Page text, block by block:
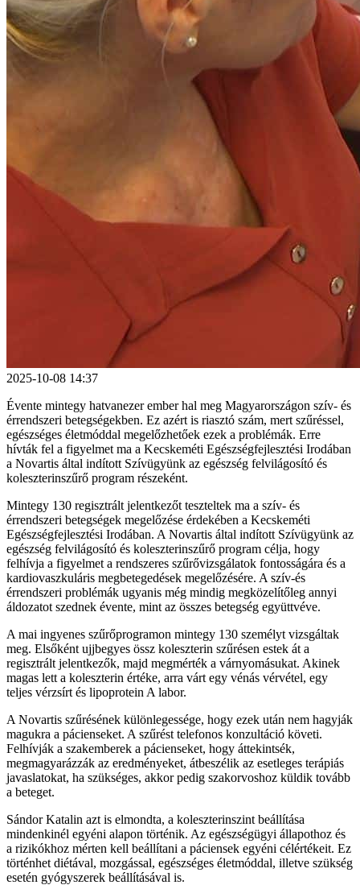
2025-10-08 14:37
Évente mintegy hatvanezer ember hal meg Magyarországon szív- és
érrendszeri betegségekben. Ez azért is riasztó szám, mert szűréssel,
egészséges életmóddal megelőzhetőek ezek a problémák. Erre
hívták fel a figyelmet ma a Kecskeméti Egészségfejlesztési Irodában
a Novartis által indított Szívügyünk az egészség felvilágosító és
koleszterinszűrő program részeként.
Mintegy 130 regisztrált jelentkezőt teszteltek ma a szív- és
érrendszeri betegségek megelőzése érdekében a Kecskeméti
Egészségfejlesztési Irodában. A Novartis által indított Szívügyünk az
egészség felvilágosító és koleszterinszűrő program célja, hogy
felhívja a figyelmet a rendszeres szűrővizsgálatok fontosságára és a
kardiovaszkuláris megbetegedések megelőzésére. A szív-és
érrendszeri problémák ugyanis még mindig megközelítőleg annyi
áldozatot szednek évente, mint az összes betegség együttvéve.
A mai ingyenes szűrőprogramon mintegy 130 személyt vizsgáltak
meg. Elsőként ujjbegyes össz koleszterin szűrésen estek át a
regisztrált jelentkezők, majd megmérték a várnyomásukat. Akinek
magas lett a koleszterin értéke, arra várt egy vénás vérvétel, egy
teljes vérzsírt és lipoprotein A labor.
A Novartis szűrésének különlegessége, hogy ezek után nem hagyják
magukra a pácienseket. A szűrést telefonos konzultáció követi.
Felhívják a szakemberek a pácienseket, hogy áttekintsék,
megmagyarázzák az eredményeket, átbeszélik az esetleges terápiás
javaslatokat, ha szükséges, akkor pedig szakorvoshoz küldik tovább
a beteget.
Sándor Katalin azt is elmondta, a koleszterinszint beállítása
mindenkinél egyéni alapon történik. Az egészségügyi állapothoz és
a rizikókhoz mérten kell beállítani a páciensek egyéni célértékeit. Ez
történhet diétával, mozgással, egészséges életmóddal, illetve szükség
esetén gyógyszerek beállításával is.